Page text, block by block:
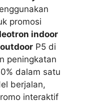
promosi
indoor
P5 di
peningkatan
dalam satu
berjalan,
interaktif